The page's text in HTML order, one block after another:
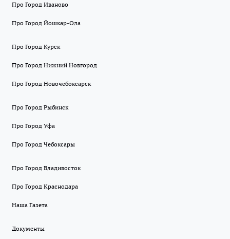
Про Город Иваново
Про Город Йошкар-Ола
Про Город Курск
Про Город Нижний Новгород
Про Город Новочебоксарск
Про Город Рыбинск
Про Город Уфа
Про Город Чебоксары
Про Город Владивосток
Про Город Краснодара
Наша Газета
Документы